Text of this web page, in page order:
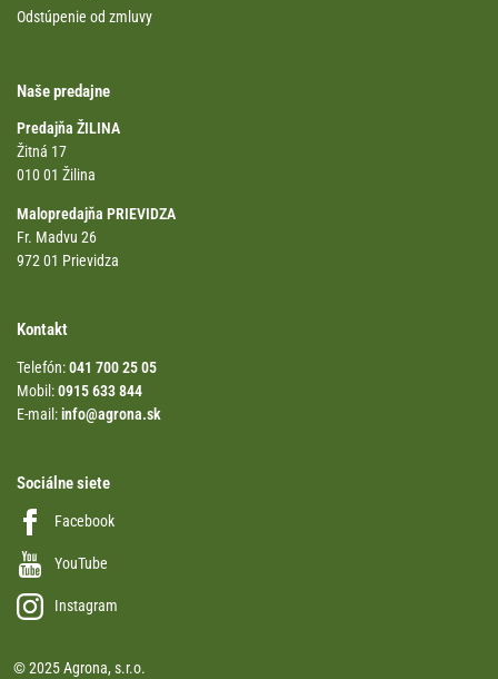
Odstúpenie od zmluvy
Naše predajne
Predajňa ŽILINA
Žitná 17
010 01 Žilina
Malopredajňa PRIEVIDZA
Fr. Madvu 26
972 01 Prievidza
Kontakt
Telefón:041 700 25 05
Mobil:0915 633 844
E-mail:info@agrona.sk
Sociálne siete
Facebook
YouTube
Instagram
© 2025 Agrona, s.r.o.